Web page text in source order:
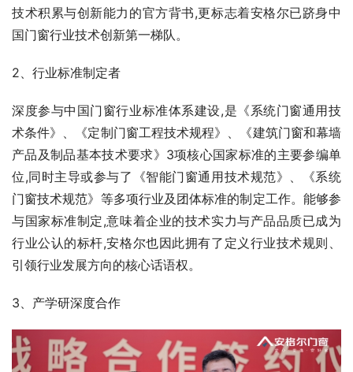
技术积累与创新能力的官方背书,更标志着安格尔已跻身中
国门窗行业技术创新第一梯队。
2、行业标准制定者
深度参与中国门窗行业标准体系建设,是《系统门窗通用技
术条件》、《定制门窗工程技术规程》、《建筑门窗和幕墙
产品及制品基本技术要求》3项核心国家标准的主要参编单
位,同时主导或参与了《智能门窗通用技术规范》、《系统
门窗技术规范》等多项行业及团体标准的制定工作。能够参
与国家标准制定,意味着企业的技术实力与产品品质已成为
行业公认的标杆,安格尔也因此拥有了定义行业技术规则、
引领行业发展方向的核心话语权。
3、产学研深度合作